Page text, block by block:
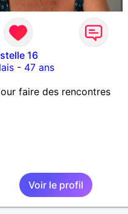
16
- 47 ans
faire des rencontres
Voir le profil